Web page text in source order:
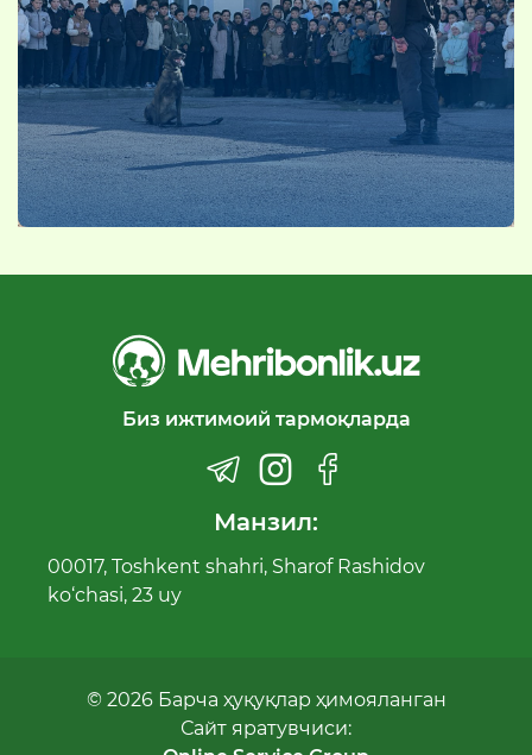
Биз ижтимоий тармоқларда
Манзил:
00017, Toshkent shahri, Sharof Rashidov
ko‘chasi, 23 uy
© 2026 Барча ҳуқуқлар ҳимояланган
Сайт яратувчиси: